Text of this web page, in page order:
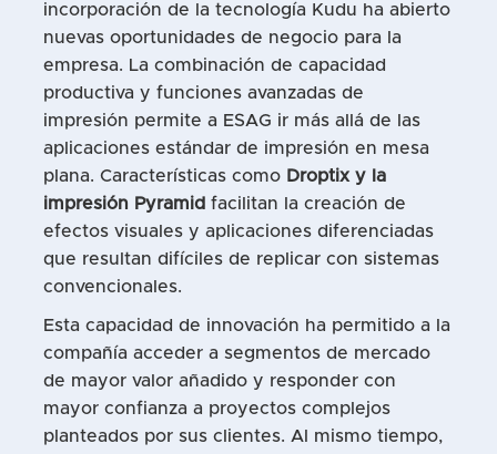
incorporación de la tecnología Kudu ha abierto
nuevas oportunidades de negocio para la
empresa. La combinación de capacidad
productiva y funciones avanzadas de
impresión permite a ESAG ir más allá de las
aplicaciones estándar de impresión en mesa
plana. Características como Droptix y la
impresión Pyramid facilitan la creación de
efectos visuales y aplicaciones diferenciadas
que resultan difíciles de replicar con sistemas
convencionales.
Esta capacidad de innovación ha permitido a la
compañía acceder a segmentos de mercado
de mayor valor añadido y responder con
mayor confianza a proyectos complejos
planteados por sus clientes. Al mismo tiempo,